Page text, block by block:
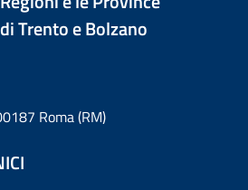
Trento e Bolzano
Roma (RM)